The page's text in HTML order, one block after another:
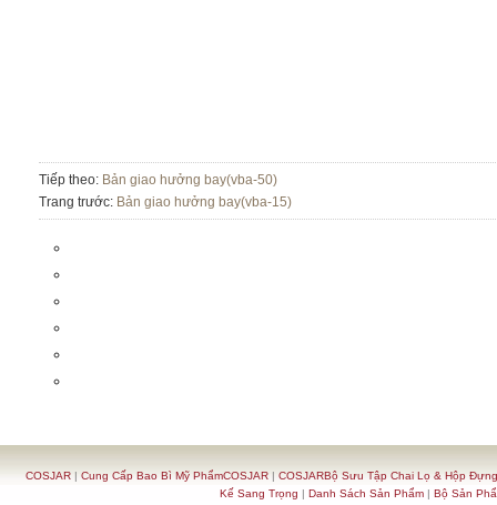
Tiếp theo: Bản giao hưởng bay(vba-50)
Trang trước: Bản giao hưởng bay(vba-15)
COSJAR| Cung Cấp Bao Bì Mỹ PhẩmCOSJAR| COSJARBộ Sưu Tập Chai Lọ & Hộp
Kế Sang Trọng | Danh Sách Sản Phẩm| Bộ Sản